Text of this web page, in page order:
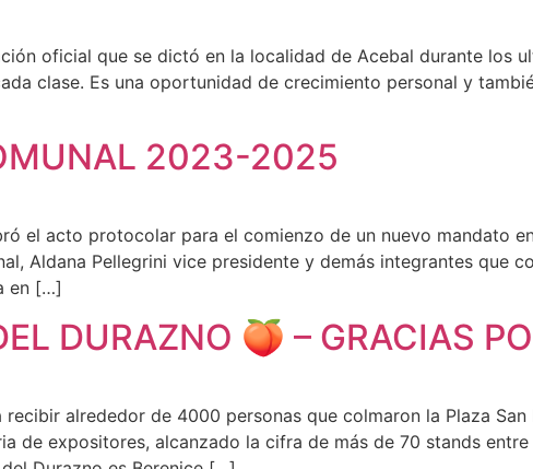
oficial que se dictó en la localidad de Acebal durante los
clase. Es una oportunidad de crecimiento personal y
2023-2025
el acto protocolar para el comienzo de un nuevo mandato
Aldana Pellegrini vice presidente y demás integrantes que
en […]
DURAZNO 🍑 – GRACIAS
alrededor de 4000 personas que colmaron la Plaza
de expositores, alcanzado la cifra de más de 70 stands